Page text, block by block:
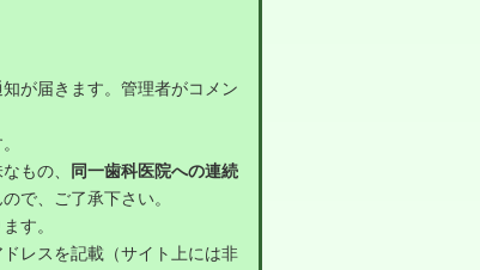
が届きます。管理者がコメン
もの、
同一歯科医院への連続
で、ご了承下さい。
す。
レスを記載（サイト上には非